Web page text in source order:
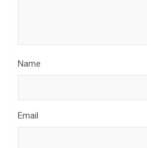
Name
Email